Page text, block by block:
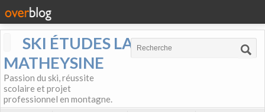
SKI ÉTUDES LA
MATHEYSINE
Passion du ski, réussite
scolaire et projet
professionnel en montagne.